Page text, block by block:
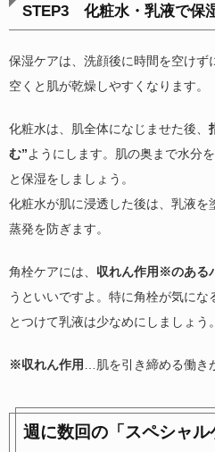
STEP3 化粧水・乳液で保
保湿ケアは、洗顔後に時間を空け
空くと肌が乾燥しやすくなります。
化粧水は、肌全体になじませた後、
む”ようにします。肌の奥まで水分
と保湿をしましょう。
化粧水が肌に浸透した後は、乳液
蒸発を防ぎます。
角栓ケアには、 収れん作用※のある
うといいですよ。特に角栓が気にな
とつけて乳液は少なめにしましょう。
※収れん作用 …肌を引き締める働き
週に数回の「スペシャル